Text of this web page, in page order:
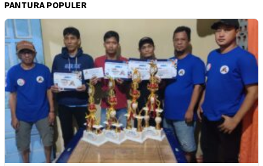
PANTURA POPULER